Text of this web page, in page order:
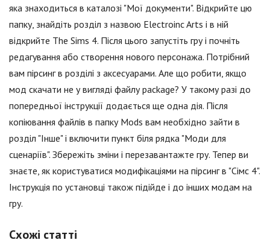
яка знаходиться в каталозі "Мої документи". Відкрийте цю
папку, знайдіть розділ з назвою Electroinc Arts і в ній
відкрийте The Sims 4. Після цього запустіть гру і почніть
редагування або створення нового персонажа. Потрібний
вам пірсинг в розділі з аксесуарами. Але що робити, якщо
мод скачати не у вигляді файлу package? У такому разі до
попередньої інструкції додається ще одна дія. Після
копіювання файлів в папку Mods вам необхідно зайти в
розділ "Інше" і включити пункт біля рядка "Моди для
сценаріїв". Збережіть зміни і перезавантажте гру. Тепер ви
знаєте, як користуватися модифікаціями на пірсинг в "Сімс 4".
Інструкція по установці також підійде і до інших модам на
гру.
Схожі статті